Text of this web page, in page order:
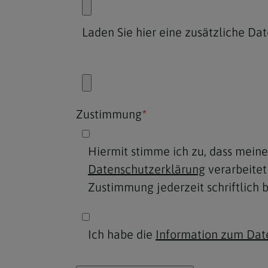
Laden Sie hier eine zusätzliche
Zustimmung*
Hiermit stimme ich zu, dass
Datenschutzerklärung verarbeitet
Zustimmung jederzeit schriftlich
Ich habe die Information zum